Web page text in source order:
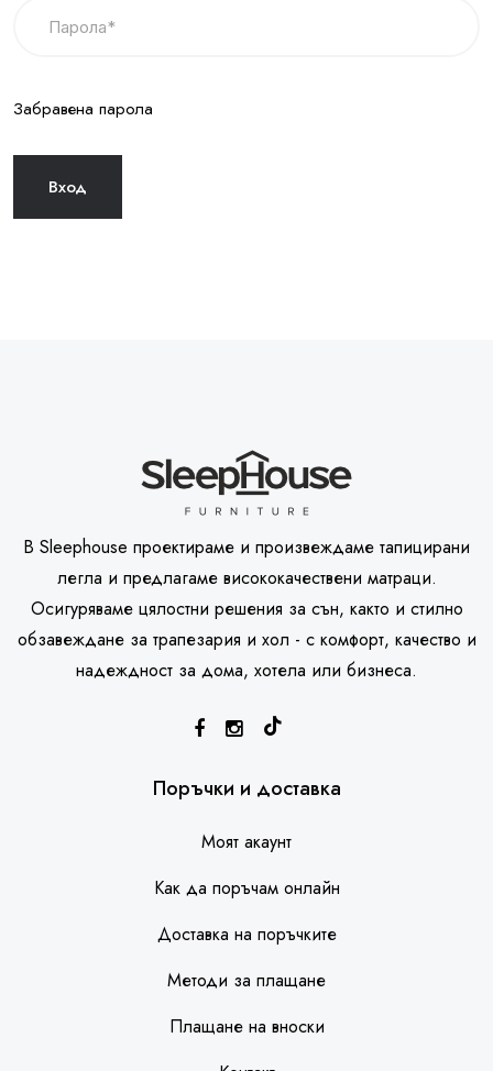
Забравена парола
В Sleephouse проектираме и произвеждаме тапицирани
легла и предлагаме висококачествени матраци.
Осигуряваме цялостни решения за сън, както и стилно
обзавеждане за трапезария и хол - с комфорт, качество и
надеждност за дома, хотела или бизнеса.
Поръчки и доставка
Моят акаунт
Как да поръчам онлайн
Доставка на поръчките
Методи за плащане
Плащане на вноски
SleepHouse асистент